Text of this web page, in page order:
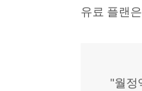
유료 플랜
"월정